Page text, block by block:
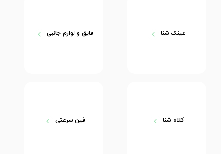
عینک شنا قایق و لوازم جانبی
کلاه شنا فین سرعتی